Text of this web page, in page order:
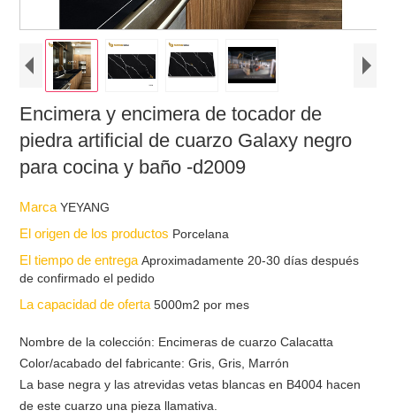
Encimera y encimera de tocador de
piedra artificial de cuarzo Galaxy negro
para cocina y baño -d2009
MarcaYEYANG
El origen de los productos Porcelana
El tiempo de entregaAproximadamente 20-30 días después
de confirmado el pedido
La capacidad de oferta5000m2 por mes
Nombre de la colección: Encimeras de cuarzo Calacatta
Color/acabado del fabricante: Gris, Gris, Marrón
La base negra y las atrevidas vetas blancas en B4004 hacen
de este cuarzo una pieza llamativa.